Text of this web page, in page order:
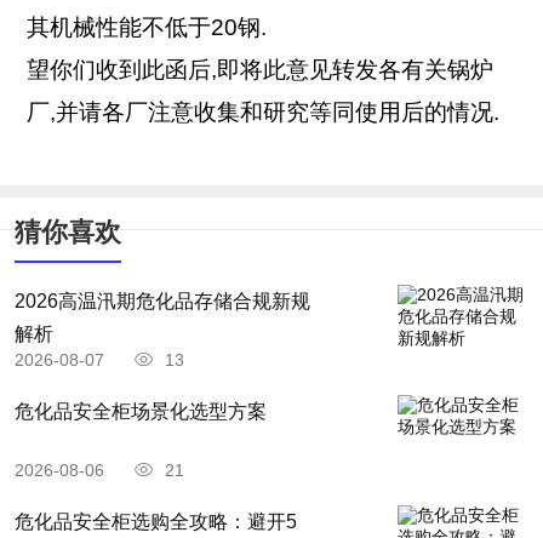
其机械性能不低于20钢.
望你们收到此函后,即将此意见转发各有关锅炉
厂,并请各厂注意收集和研究等同使用后的情况.
猜你喜欢
2026高温汛期危化品存储合规新规
解析
2026-08-07 13
危化品安全柜场景化选型方案
2026-08-06 21
危化品安全柜选购全攻略：避开5